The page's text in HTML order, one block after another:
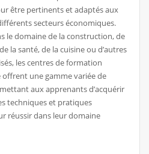
être pertinents et adaptés aux
secteurs économiques.
le domaine de la construction, de
la santé, de la cuisine ou d’autres
les centres de formation
offrent une gamme variée de
aux apprenants d’acquérir
techniques et pratiques
réussir dans leur domaine